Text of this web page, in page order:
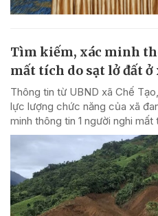
Tìm kiếm, xác minh
mất tích do sạt lở đất ở
Thông tin từ UBND xã Chế
lực lượng chức năng của xã
minh thông tin 1 người nghi